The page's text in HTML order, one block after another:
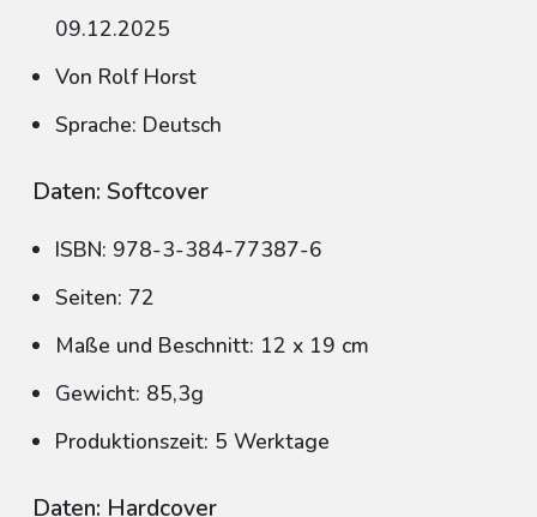
09.12.2025
Von Rolf Horst
Sprache: Deutsch
Daten: Softcover
ISBN: 978-3-384-77387-6
Seiten: 72
Maße und Beschnitt: 12 x 19 cm
Gewicht: 85,3g
Produktionszeit: 5 Werktage
Daten: Hardcover